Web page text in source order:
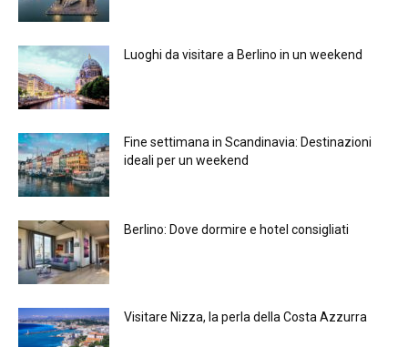
Luoghi da visitare a Berlino in un weekend
Fine settimana in Scandinavia: Destinazioni
ideali per un weekend
Berlino: Dove dormire e hotel consigliati
Visitare Nizza, la perla della Costa Azzurra